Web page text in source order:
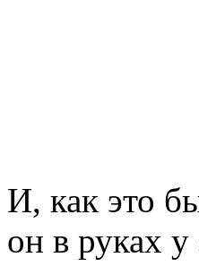
И, как это
он в руках